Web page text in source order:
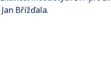
Břížďala.